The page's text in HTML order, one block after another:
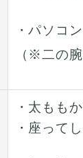
・パソコ
（※二の
・太もも
・座って